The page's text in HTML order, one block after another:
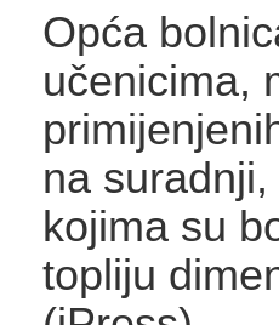
Opća
učenicima,
na
kojima su
topliju